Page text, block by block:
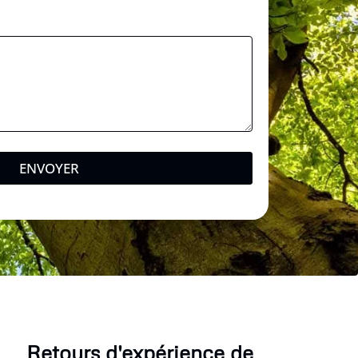
ENVOYER
Retours d'expérience de